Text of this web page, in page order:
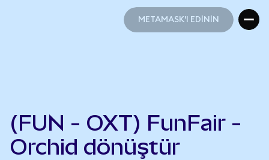
METAMASK'I EDİNİN
(FUN - OXT) FunFair -
Orchid dönüştür